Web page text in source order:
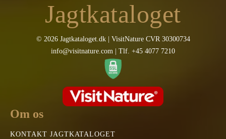
Jagtkataloget
© 2026 Jagtkataloget.dk | VisitNature CVR 30300734
info@visitnature.com | Tlf. +45 4077 7210
Om os
KONTAKT JAGTKATALOGET